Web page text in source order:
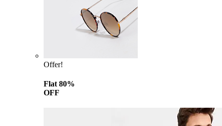
Offer!
Flat 80%
OFF